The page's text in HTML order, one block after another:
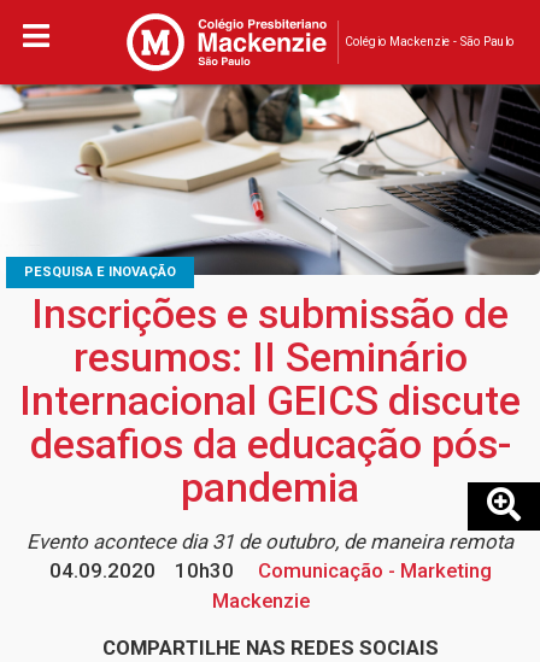
Colégio Mackenzie - São Paulo
PESQUISA E INOVAÇÃO
Inscrições e submissão de
resumos: II Seminário
Internacional GEICS discute
desafios da educação pós-
pandemia
Evento acontece dia 31 de outubro, de maneira remota
04.09.2020
10h30
Comunicação - Marketing
Mackenzie
COMPARTILHE NAS REDES SOCIAIS